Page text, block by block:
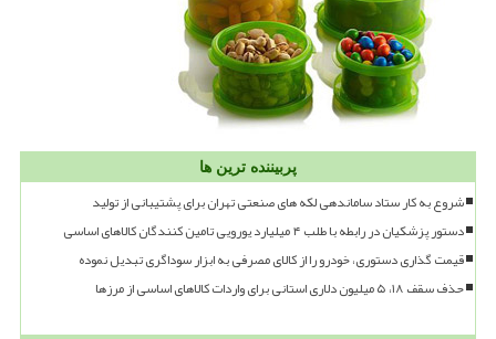
پربیننده ترین ها
شروع به کار ستاد ساماندهی لکه های صنعتی تهران برای پشتیبانی از تولید
دستور پزشکیان در رابطه با طلب ۴ میلیارد یورویی تامین کنندگان کالاهای اساسی
قیمت گذاری دستوری، خودرو را از کالای مصرفی به ابزار سوداگری تبدیل نموده
حذف سقف ۱۸، ۵ میلیون دلاری استانی برای واردات کالاهای اساسی از مرزها